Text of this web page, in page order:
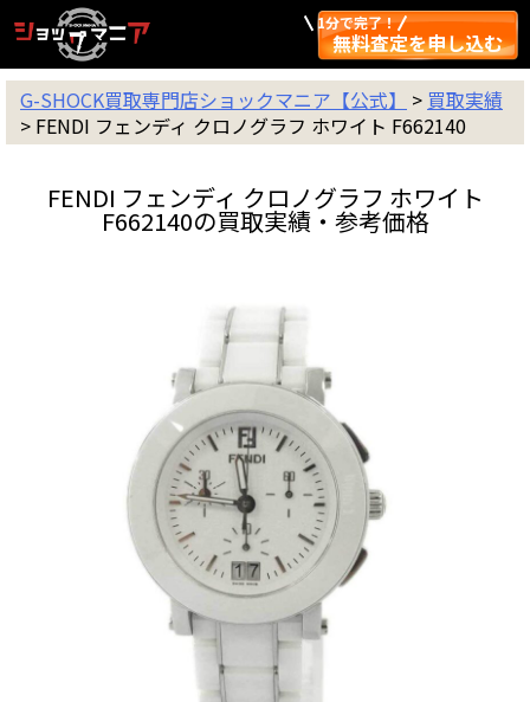
1分で完了！
無料査定を申し込む
G-SHOCK買取専門店ショックマニア【公式】 > 買取実績
> FENDI フェンディ クロノグラフ ホワイト F662140
FENDI フェンディ クロノグラフ ホワイト
F662140の買取実績・参考価格